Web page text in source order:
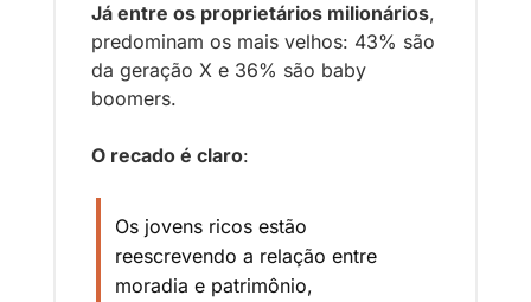
Já entre os proprietários milionários,
predominam os mais velhos: 43% são
da geração X e 36% são baby
boomers.
O recado é claro:
Os jovens ricos estão
reescrevendo a relação entre
moradia e patrimônio,